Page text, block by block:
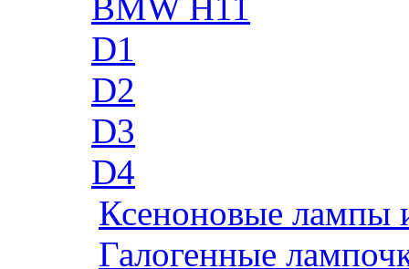
D1
D2
D3
D4
Ксеноновые лампы
Галогенные